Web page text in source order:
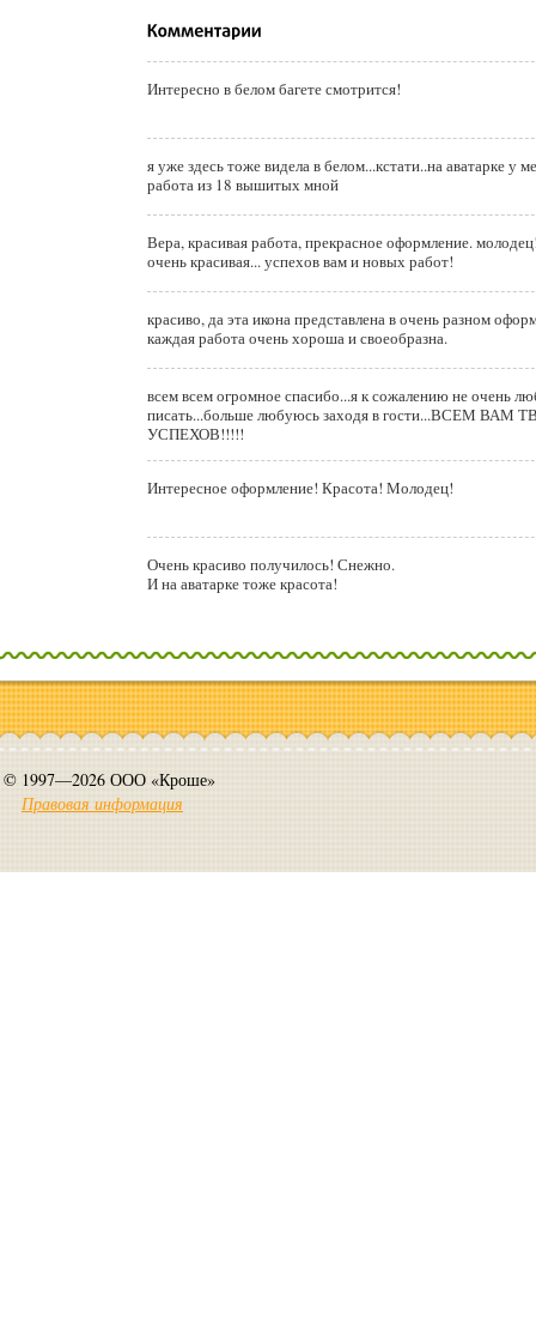
Интересно в белом багете смотрится!
я уже здесь тоже видела в белом...кстати..на аватарке у
работа из 18 вышитых мной
Вера, красивая работа, прекрасное оформление.
очень красивая... успехов вам и новых работ!
красиво, да эта икона представлена в очень разном
каждая работа очень хороша и своеобразна.
всем всем огромное спасибо...я к сожалению не очень
писать...больше любуюсь заходя в гости...ВСЕМ ВАМ
УСПЕХОВ!!!!!
Интересное оформление! Красота! Молодец!
Очень красиво получилось! Снежно.
И на аватарке тоже красота!
© 1997—2026 ООО «Кроше»
Правовая информация